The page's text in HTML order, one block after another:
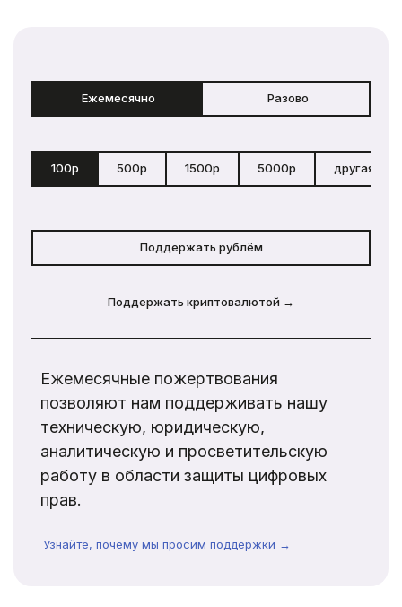
Ежемесячно Разово
100р 500р 1500р 5000р другая
Поддержать рублём
Поддержать криптовалютой →
Ежемесячные пожертвования
позволяют нам поддерживать нашу
техническую, юридическую,
аналитическую и просветительскую
работу в области защиты цифровых
прав.
Узнайте, почему мы просим поддержки →